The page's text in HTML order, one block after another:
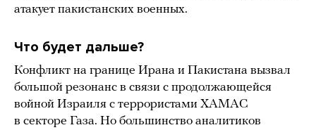
атакует пакистанских военных.
Что будет дальше?
Конфликт на границе Ирана и Пакистана вызвал
большой резонанс в связи с продолжающейся
войной Израиля с террористами ХАМАС
в секторе Газа. Но большинство аналитиков